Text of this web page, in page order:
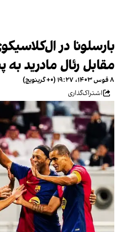
بارسلونا در
مقابل رئال مادرید
۸ قوس ۱۴۰۳، ۱۹:۲۷ (‎+۰ گرینویچ)
اشتراک‌گذاری